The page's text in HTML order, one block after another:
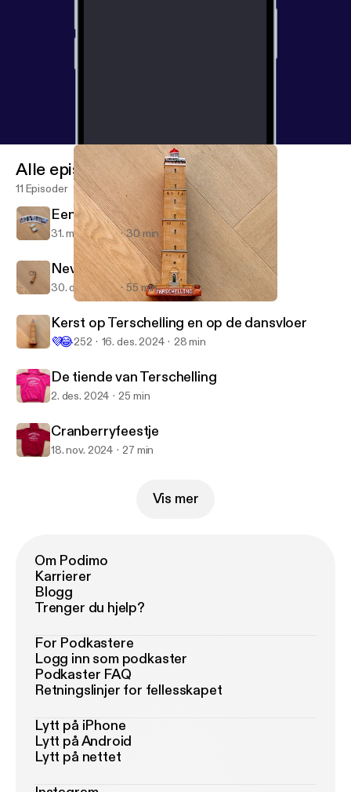
De Terschelling Podcast
Alle episoder
11 Episoder
Een Terschellinger toegift
31. mars 2025 30 min
Nevenactiviteiten
30. des. 2024 55 min
Kerst op Terschelling en op de dansvloer
💜😂252 16. des. 2024 28 min
De tiende van Terschelling
2. des. 2024 25 min
Cranberryfeestje
18. nov. 2024 27 min
Vis mer
Om Podimo
Karrierer
Blogg
Trenger du hjelp?
For Podkastere
Logg inn som podkaster
Podkaster FAQ
Retningslinjer for fellesskapet
Lytt på iPhone
Lytt på Android
Lytt på nettet